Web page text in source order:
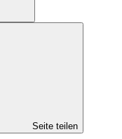
Seite teilen